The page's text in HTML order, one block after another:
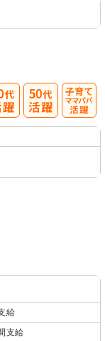
給
支給